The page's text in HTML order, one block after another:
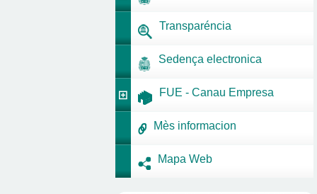
Transparéncia
Sedença electronica
FUE - Canau Empresa
Mès informacion
Mapa Web